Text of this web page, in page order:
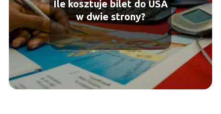
Ile kosztuje bilet do USA
w dwie strony?